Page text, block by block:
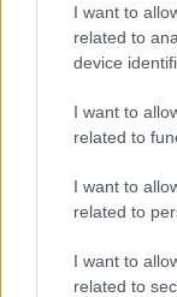
I want to
related to
device
I want to
related to
I want to
related to
I want to
related to
τροχαίο στις
στο αντίθετο